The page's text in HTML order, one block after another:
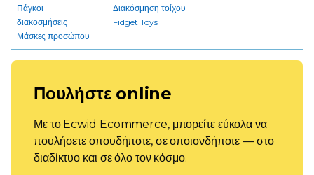
Πάγκοι
διακοσμήσεις
Μάσκες προσώπου
Διακόσμηση τοίχου
Fidget Toys
Πουλήστε online
Με το Ecwid Ecommerce, μπορείτε εύκολα να
πουλήσετε οπουδήποτε, σε οποιονδήποτε — στο
διαδίκτυο και σε όλο τον κόσμο.